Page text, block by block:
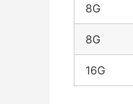
8G
8G
16G